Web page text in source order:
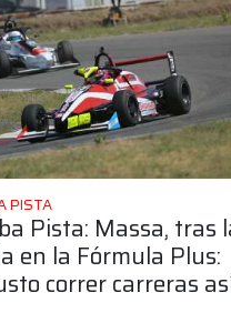
PISTA
Pista: Massa, tras
en la Fórmula Plus:
correr carreras